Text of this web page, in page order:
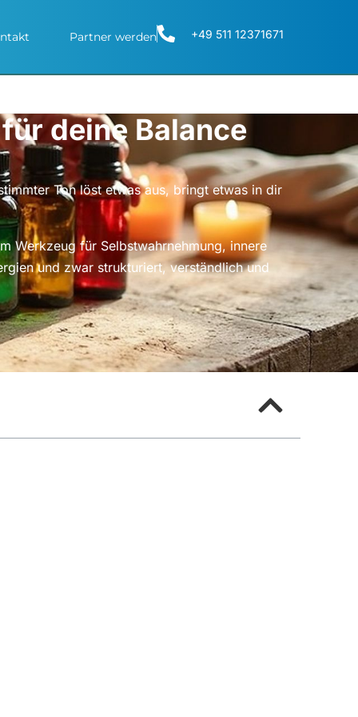
Partner werden +49 511 12371671
deine Balance
Ton löst etwas aus, bringt etwas in dir
Werkzeug für Selbstwahrnehmung, innere
und zwar strukturiert, verständlich und